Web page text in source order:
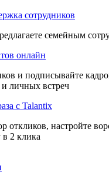
сотрудников
семейным
онлайн
и подписывайте
личных встреч
с Talantix
откликов, настройте
в 2 клика